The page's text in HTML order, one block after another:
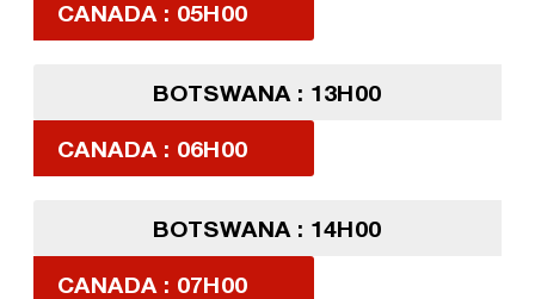
CANADA : 05H00
BOTSWANA : 13H00
CANADA : 06H00
BOTSWANA : 14H00
CANADA : 07H00